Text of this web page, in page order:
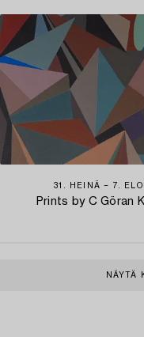
31. HEINÄ − 7. ELO
Prints by C Göran
NÄYTÄ